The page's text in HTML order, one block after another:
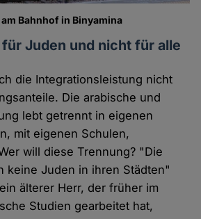
Bahnhof in Binyamina
Juden und nicht für alle
die Integrationsleistung nicht
Die arabische und
lebt getrennt in eigenen
mit eigenen Schulen,
will diese Trennung? "Die
keine Juden in ihren Städten"
älterer Herr, der früher im
Studien gearbeitet hat,